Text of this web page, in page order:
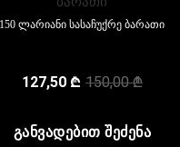
150 ლარიანი სასაჩუქრე ბარათი
150,00₾
127,50 ₾
ᲒᲐᲜᲕᲐᲓᲔᲑᲘᲗ ᲨᲔᲫᲔᲜᲐ